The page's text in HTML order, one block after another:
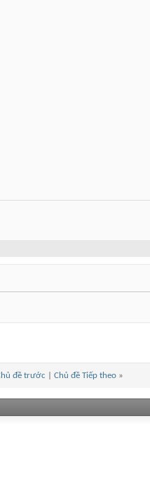
đề trước Chủ đề Tiếp theo »